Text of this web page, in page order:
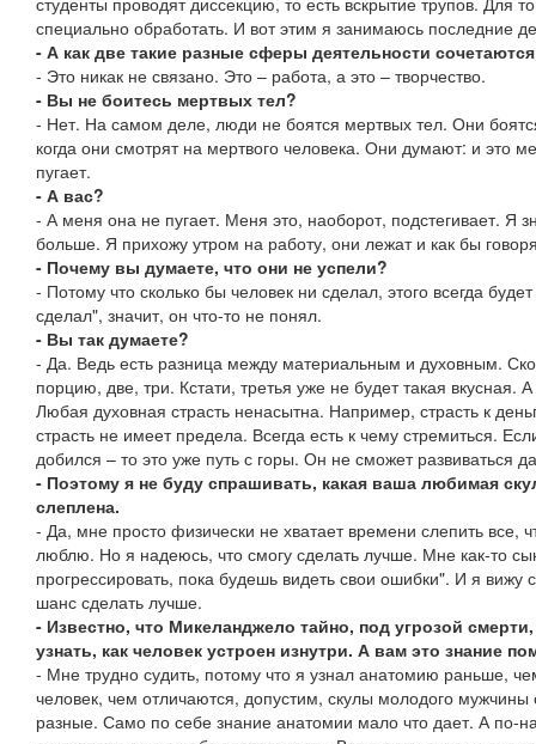
специально обработать. И вот этим я занимаюсь последние
- А как две такие разные сферы деятельности
- Это никак не связано. Это – работа, а это – творчество.
- Вы не боитесь мертвых тел?
- Нет. На самом деле, люди не боятся мертвых тел. Они
когда они смотрят на мертвого человека. Они думают: и это
пугает.
- А вас?
- А меня она не пугает. Меня это, наоборот, подстегивает. Я
больше. Я прихожу утром на работу, они лежат и как бы
- Почему вы думаете, что они не успели?
- Потому что сколько бы человек ни сделал, этого всегда
сделал", значит, он что-то не понял.
- Вы так думаете?
- Да. Ведь есть разница между материальным и духовным.
порцию, две, три. Кстати, третья уже не будет такая вкусная.
Любая духовная страсть ненасытна. Например, страсть к
страсть не имеет предела. Всегда есть к чему стремиться.
добился – то это уже путь с горы. Он не сможет развиваться
- Поэтому я не буду спрашивать, какая ваша любимая
слеплена.
- Да, мне просто физически не хватает времени слепить все,
люблю. Но я надеюсь, что смогу сделать лучше. Мне как-то
прогрессировать, пока будешь видеть свои ошибки". И я вижу
шанс сделать лучше.
- Известно, что Микеланджело тайно, под угрозой
узнать, как человек устроен изнутри. А вам это знание
- Мне трудно судить, потому что я узнал анатомию раньше,
человек, чем отличаются, допустим, скулы молодого
разные. Само по себе знание анатомии мало что дает. А по-